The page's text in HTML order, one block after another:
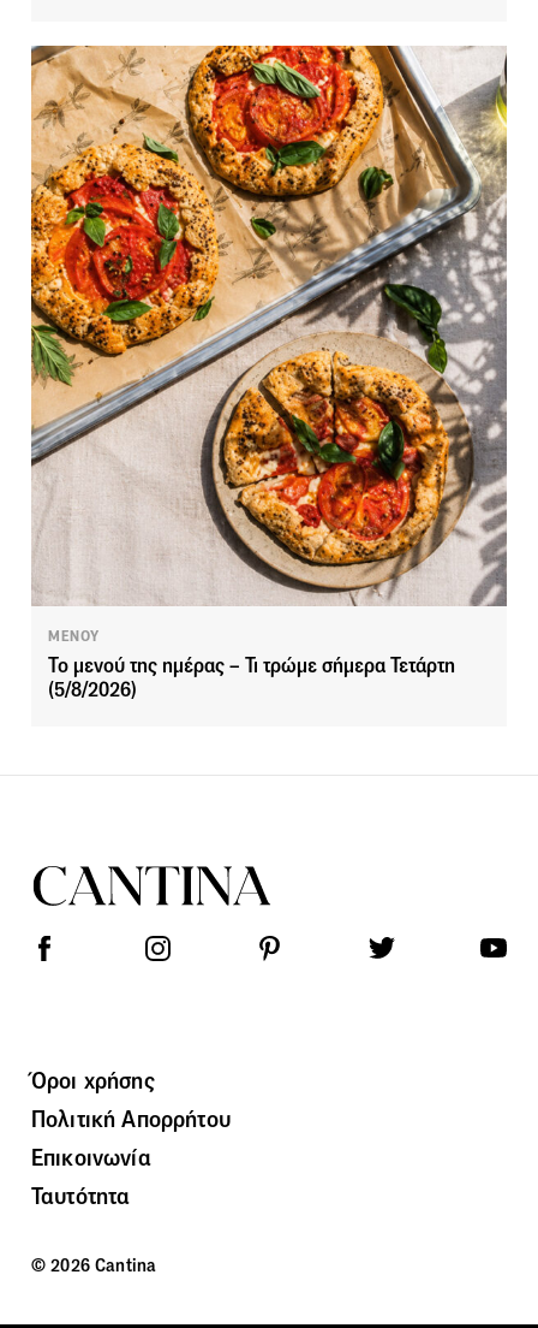
ΜΕΝΟΥ
Το μενού της ημέρας – Τι τρώμε σήμερα Τετάρτη
(5/8/2026)
Όροι χρήσης
Πολιτική Απορρήτου
Επικοινωνία
Ταυτότητα
© 2026 Cantina